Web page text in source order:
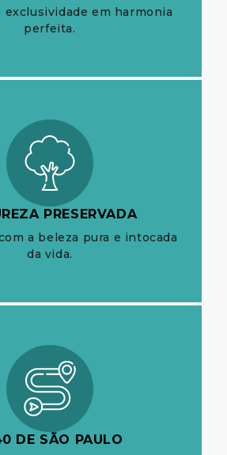
exclusividade em harmonia
perfeita.
PRESERVADA
a beleza pura e intocada
da vida.
DE SÃO PAULO